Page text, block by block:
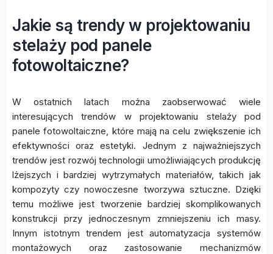
Jakie są trendy w projektowaniu
stelaży pod panele
fotowoltaiczne?
W ostatnich latach można zaobserwować wiele
interesujących trendów w projektowaniu stelaży pod
panele fotowoltaiczne, które mają na celu zwiększenie ich
efektywności oraz estetyki. Jednym z najważniejszych
trendów jest rozwój technologii umożliwiających produkcję
lżejszych i bardziej wytrzymałych materiałów, takich jak
kompozyty czy nowoczesne tworzywa sztuczne. Dzięki
temu możliwe jest tworzenie bardziej skomplikowanych
konstrukcji przy jednoczesnym zmniejszeniu ich masy.
Innym istotnym trendem jest automatyzacja systemów
montażowych oraz zastosowanie mechanizmów